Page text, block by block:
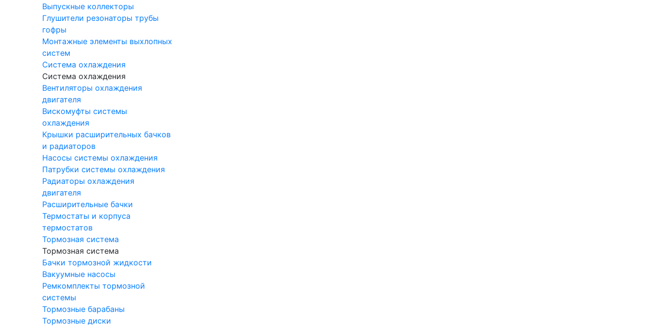
Выпускные коллекторы
Глушители резонаторы трубы
гофры
Монтажные элементы выхлопных
систем
Система охлаждения
Система охлаждения
Вентиляторы охлаждения
двигателя
Вискомуфты системы
охлаждения
Крышки расширительных бачков
и радиаторов
Насосы системы охлаждения
Патрубки системы охлаждения
Радиаторы охлаждения
двигателя
Расширительные бачки
Термостаты и корпуса
термостатов
Тормозная система
Тормозная система
Бачки тормозной жидкости
Вакуумные насосы
Ремкомплекты тормозной
системы
Тормозные барабаны
Тормозные диски